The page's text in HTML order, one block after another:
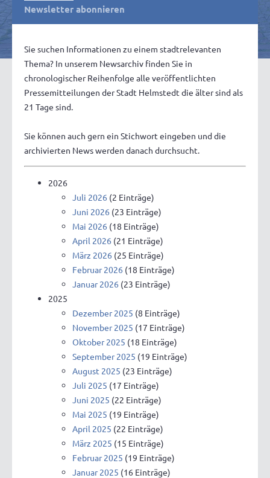
Newsletter abonnieren
Sie suchen Informationen zu einem stadtrelevanten
Thema? In unserem Newsarchiv finden Sie in
chronologischer Reihenfolge alle veröffentlichten
Pressemitteilungen der Stadt Helmstedt die älter sind als
21 Tage sind.
Sie können auch gern ein Stichwort eingeben und die
archivierten News werden danach durchsucht.
2026
Juli 2026 (2 Einträge)
Juni 2026 (23 Einträge)
Mai 2026 (18 Einträge)
April 2026 (21 Einträge)
März 2026 (25 Einträge)
Februar 2026 (18 Einträge)
Januar 2026 (23 Einträge)
2025
Dezember 2025 (8 Einträge)
November 2025 (17 Einträge)
Oktober 2025 (18 Einträge)
September 2025 (19 Einträge)
August 2025 (23 Einträge)
Juli 2025 (17 Einträge)
Juni 2025 (22 Einträge)
Mai 2025 (19 Einträge)
April 2025 (22 Einträge)
März 2025 (15 Einträge)
Februar 2025 (19 Einträge)
Januar 2025 (16 Einträge)